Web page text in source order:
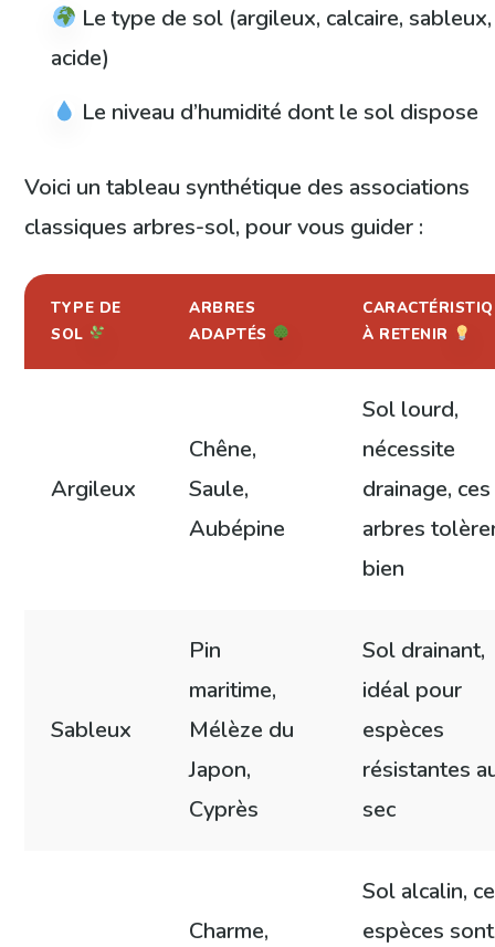
Le type de sol (argileux, calcaire, sableux,
acide)
Le niveau d’humidité dont le sol dispose
Voici un tableau synthétique des associations
classiques arbres-sol, pour vous guider :
TYPE DE
SOL
ARBRES
ADAPTÉS
À RETENIR
Argileux
Chêne,
Saule,
Aubépine
Sol lourd,
nécessite
drainage, ces
arbres
bien
Sableux
Pin
maritime,
Mélèze du
Japon,
Cyprès
Sol drainant,
idéal pour
espèces
résistantes
sec
Charme,
Sol alcalin,
espèces sont